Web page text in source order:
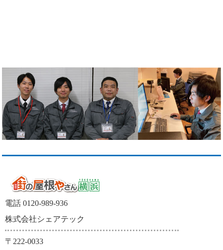
電話 0120-989-936
株式会社シェアテック
〒222-0033